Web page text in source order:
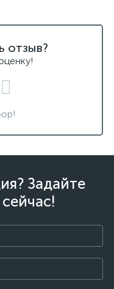
отзыв?
Задайте